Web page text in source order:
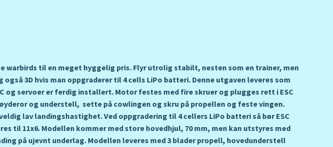
warbirds til en meget hyggelig pris. Flyr utrolig stabilt, nesten som en trainer, men
3D hvis man oppgraderer til 4 cells LiPo batteri. Denne utgaven leveres som
og servoer er ferdig installert. Motor festes med fire skruer og plugges rett i ESC
og understell, sette på cowlingen og skru på propellen og feste vingen.
lav landingshastighet. Ved oppgradering til 4 cellers LiPo batteri så bør ESC
til 11x6. Modellen kommer med store hovedhjul, 70 mm, men kan utstyres med
på ujevnt underlag. Modellen leveres med 3 blader propell, hovedunderstell